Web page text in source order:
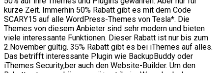
kurze Zeit. Immerhin 50% Rabatt gibt es mit dem Code
SCARY15 auf alle WordPress-Themes von Tesla*. Die
Themes von diesem Anbieter sind sehr modern und bieten
viele interessante Funktionen. Dieser Rabatt ist nur bis zum
2.November gültig. 35% Rabatt gibt es bei iThemes auf alles.
Das betrifft interessante Plugin wie BackupBuddy oder
iThemes Security,ber auch den Website-Builder. Um den